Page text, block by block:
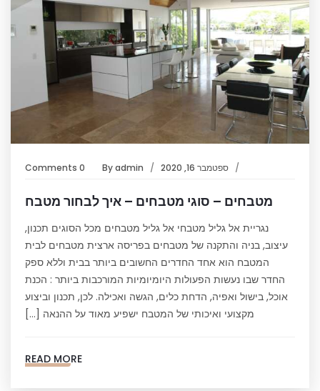
ספטמבר 16, 2020 Byadmin
0 Comments
מטבחים – סוגי מטבחים – איך לבחור מטבח
נגריית אל גליל מטבחי אל גליל מטבחים מכל הסוגים תכנון,
עיצוב, בניה והתקנה של מטבחים בפריסה ארצית מטבחים לבית
המטבח הוא אחד החדרים החשובים ביותר בבית וללא ספק
החדר שבו נעשות הפעולות היומיומיות המורכבות ביותר : הכנת
אוכל, בישול ואפיה, הדחת כלים, הגשה ואכילה. לכן, תכנון וביצוע
מקצועי ואיכותי של המטבח ישפיע מאוד על ההנאה […]
READ MORE